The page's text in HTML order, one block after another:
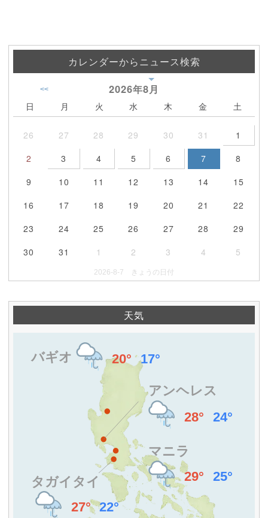
カレンダーからニュース検索
2026年8月
<<
日 月 火 水 木 金 土
26 27 28 29 30 31
1
2
3 4 5 6 7
8
9
10 11 12 13 14
15
16
17 18 19 20 21
22
23
24 25 26 27 28
29
30
31 1 2 3 4 5
2026-8-7 きょうの日付
天気